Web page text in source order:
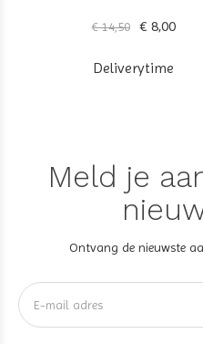
€ 14,50 € 8,00
Deliverytime
Meld je
Ontvang de nieuwste